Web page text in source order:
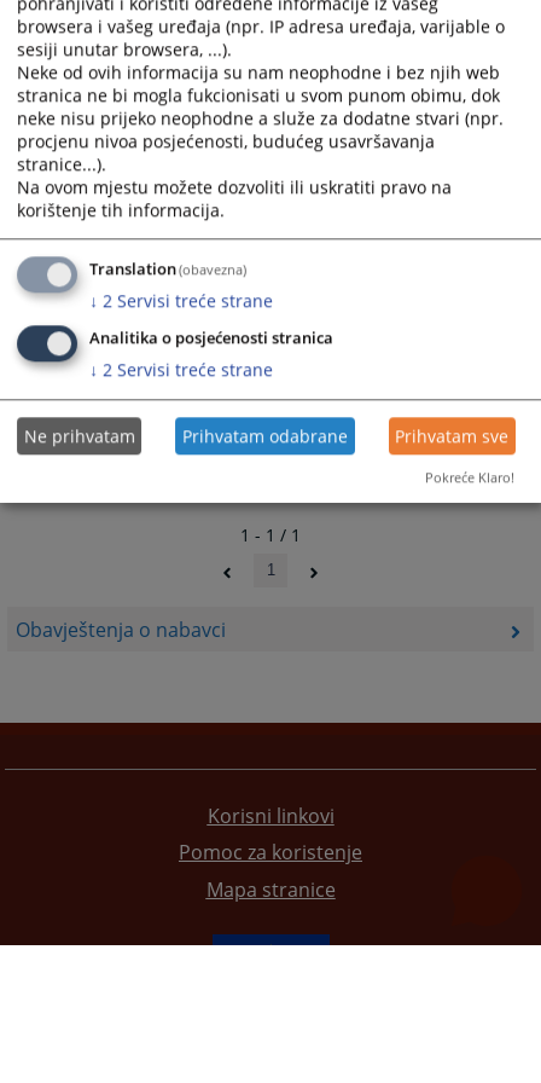
Obavještenja o nabavci
calendar
and
select
a
date.
Press
the
question
mark
key
to
the
keyboard
shortcuts
for
changing
calendar
and
select
a
date.
Press
the
question
mark
key
to
get
the
keyboard
shortcuts
for
changing
1 - 1 / 1
1
Korisni linkovi
Pomoc za koristenje
Mapa stranice
browsera i vašeg uređaja (npr. IP adresa uređaja, varijable o
sesiji unutar browsera, ...).
Neke od ovih informacija su nam neophodne i bez njih web
stranica ne bi mogla fukcionisati u svom punom obimu, dok
neke nisu prijeko neophodne a služe za dodatne stvari (npr.
procjenu nivoa posjećenosti, budućeg usavršavanja
stranice...).
Na ovom mjestu možete dozvoliti ili uskratiti pravo na
korištenje tih informacija.
Translation(obavezna)
↓ 2 Servisi treće strane
Analitika o posjećenosti stranica
↓ 2 Servisi treće strane
Ne prihvatam Prihvatam odabrane Prihvatam sve
Pokreće Klaro!